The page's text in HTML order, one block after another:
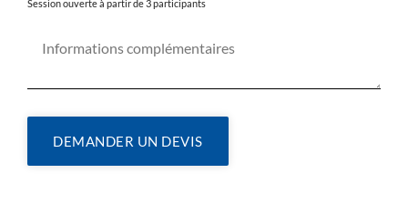
Session ouverte à partir de 3 participants
DEMANDER UN DEVIS